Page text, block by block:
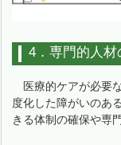
4．専門的人
医療的ケアが必要
度化した障がいのあ
きる体制の確保や専